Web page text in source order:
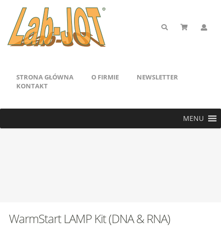
STRONA GŁÓWNA O FIRMIE
NEWSLETTER
KONTAKT
MENU
WarmStart LAMP Kit (DNA & RNA)